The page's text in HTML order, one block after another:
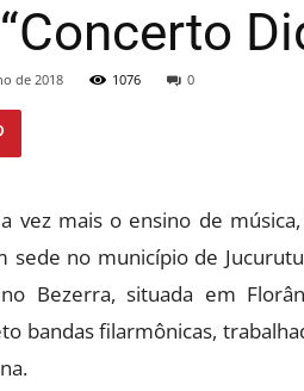
de 2018 1076 0
vez mais o ensino de
sede no município de
Bezerra, situada em
bandas filarmônicas,